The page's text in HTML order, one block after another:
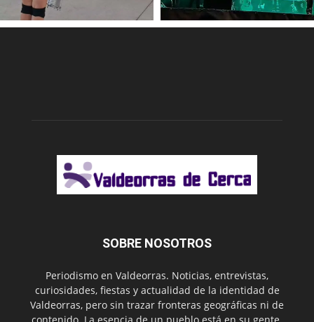
SOBRE NOSOTROS
Periodismo en Valdeorras. Noticias, entrevistas,
curiosidades, fiestas y actualidad de la identidad de
Valdeorras, pero sin trazar fronteras geográficas ni de
contenido. La esencia de un pueblo está en su gente.